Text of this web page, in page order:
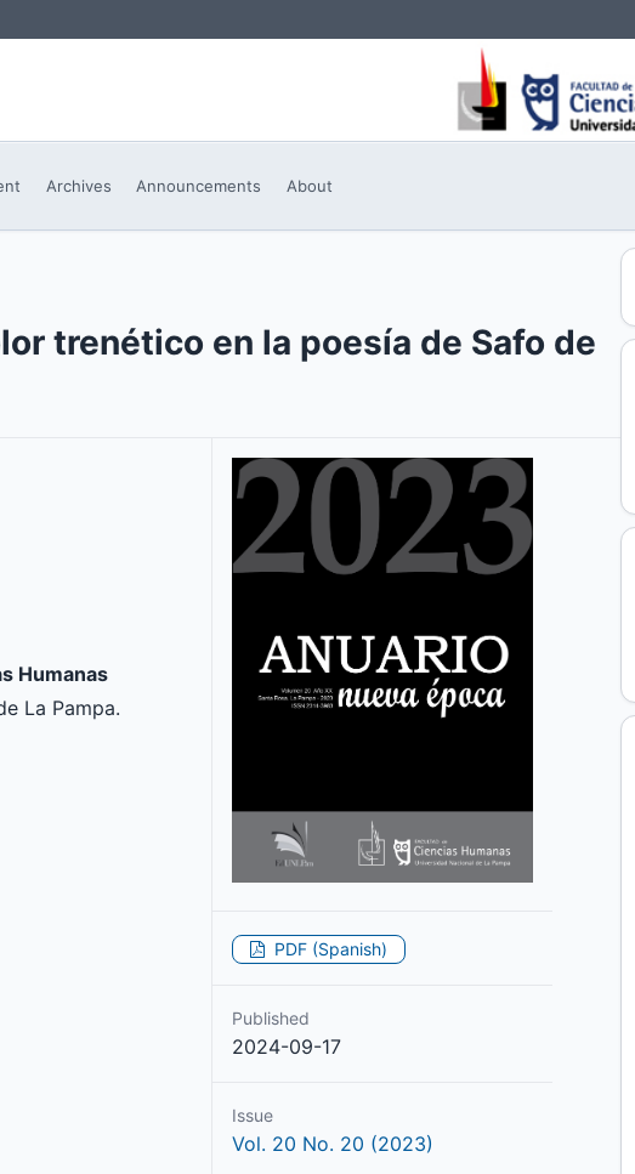
Archives Announcements About
trenético en la poesía de Safo de
Humanas
La Pampa.
PDF (Spanish)
Published
2024-09-17
Issue
Vol. 20 No. 20 (2023)